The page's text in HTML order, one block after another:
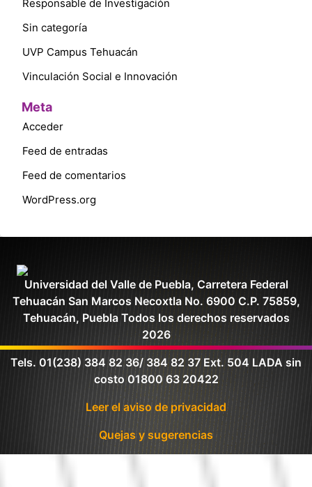
Responsable de Investigación
Sin categoría
UVP Campus Tehuacán
Vinculación Social e Innovación
Meta
Acceder
Feed de entradas
Feed de comentarios
WordPress.org
Universidad del Valle de Puebla, Carretera Federal
Tehuacán San Marcos Necoxtla No. 6900 C.P. 75859,
Tehuacán, Puebla Todos los derechos reservados
2026
Tels. 01(238) 384 82 36/ 384 82 37 Ext. 504 LADA sin
costo 01800 63 20422
Leer el aviso de privacidad
Quejas y sugerencias